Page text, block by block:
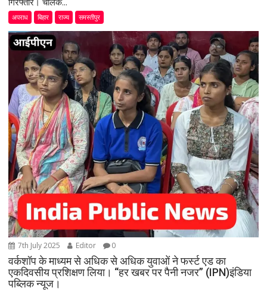
अपराध बिहार राज्य समस्तीपुर
7th July 2025 Editor 0
वर्कशॉप के माध्यम से अधिक से अधिक युवाओं ने फर्स्ट एड का
एकदिवसीय प्रशिक्षण लिया। “हर खबर पर पैनी नजर” (IPN)इंडिया
पब्लिक न्यूज।